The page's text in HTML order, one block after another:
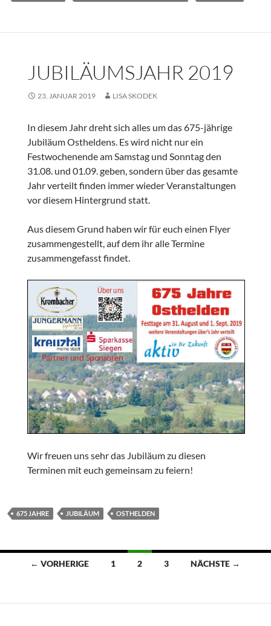
JUBILÄUMSJAHR 2019
23. JANUAR 2019 LISA SKODEK
In diesem Jahr dreht sich alles um das 675-jährige
Jubiläum Ostheldens. Es wird nicht nur ein
Festwochenende am Samstag und Sonntag den
31.08. und 01.09. geben, sondern über das gesamte
Jahr verteilt finden immer wieder Veranstaltungen
vor diesem Hintergrund statt.
Aus diesem Grund haben wir für euch einen Flyer
zusammengestellt, auf dem ihr alle Termine
zusammengefasst findet.
Wir freuen uns sehr das Jubiläum zu diesen
Terminen mit euch gemeinsam zu feiern!
675 JAHRE JUBILÄUM OSTHELDEN
Beitragsnavigation
← VORHERIGE 1 2 3 NÄCHSTE →